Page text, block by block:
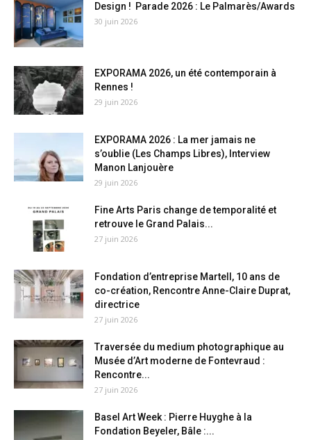
Design ! Parade 2026 : Le Palmarès/Awards
30 juin 2026
EXPORAMA 2026, un été contemporain à
Rennes !
29 juin 2026
EXPORAMA 2026 : La mer jamais ne
s’oublie (Les Champs Libres), Interview
Manon Lanjouère
29 juin 2026
Fine Arts Paris change de temporalité et
retrouve le Grand Palais...
27 juin 2026
Fondation d’entreprise Martell, 10 ans de
co-création, Rencontre Anne-Claire Duprat,
directrice
27 juin 2026
Traversée du medium photographique au
Musée d’Art moderne de Fontevraud :
Rencontre...
27 juin 2026
Basel Art Week : Pierre Huyghe à la
Fondation Beyeler, Bâle :...